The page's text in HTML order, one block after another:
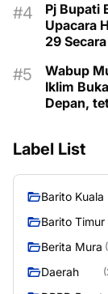
Pj Bupati
Upacara
29
Wabup
Iklim
Depan,
Label List
Barito Kuala
Barito Timur
Berita Mura
Daerah